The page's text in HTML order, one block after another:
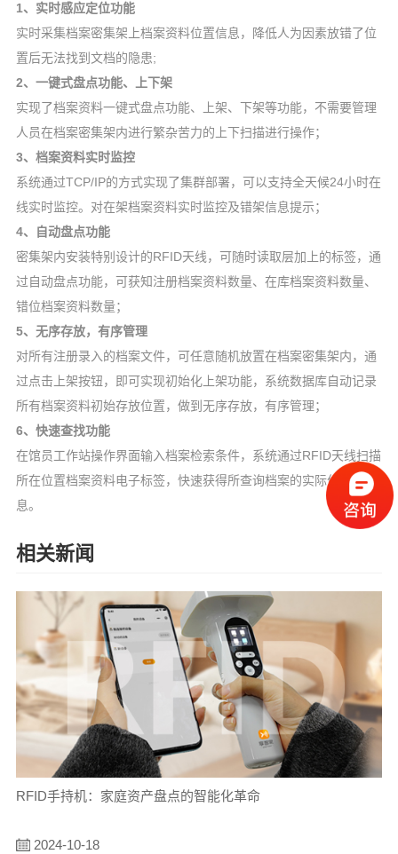
1、实时感应定位功能
实时采集档案密集架上档案资料位置信息，降低人为因素放错了位
置后无法找到文档的隐患;
2、一键式盘点功能、上下架
实现了档案资料一键式盘点功能、上架、下架等功能，不需要管理
人员在档案密集架内进行繁杂苦力的上下扫描进行操作；
3、档案资料实时监控
系统通过TCP/IP的方式实现了集群部署，可以支持全天候24小时在
线实时监控。对在架档案资料实时监控及错架信息提示；
4、自动盘点功能
密集架内安装特别设计的RFID天线，可随时读取层加上的标签，通
过自动盘点功能，可获知注册档案资料数量、在库档案资料数量、
错位档案资料数量；
5、无序存放，有序管理
对所有注册录入的档案文件，可任意随机放置在档案密集架内，通
过点击上架按钮，即可实现初始化上架功能，系统数据库自动记录
所有档案资料初始存放位置，做到无序存放，有序管理；
6、快速查找功能
在馆员工作站操作界面输入档案检索条件，系统通过RFID天线扫描
所在位置档案资料电子标签，快速获得所查询档案的实际位置信
息。
相关新闻
RFID手持机：家庭资产盘点的智能化革命
2024-10-18